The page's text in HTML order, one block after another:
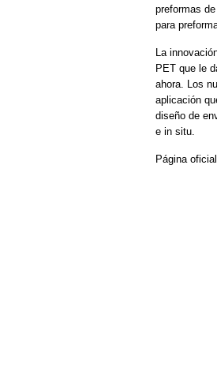
preformas
para
La
PET que le
ahora. Los
aplicación
diseño de
e in situ.
Página